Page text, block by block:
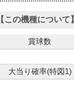
【この機種について】
賞球数
大当り確率(特図1)